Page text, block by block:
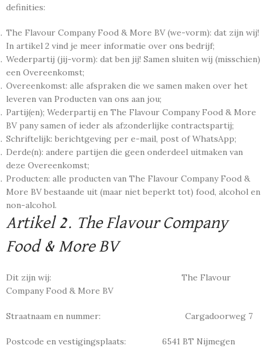
definities:
The Flavour Company Food & More BV (we-vorm): dat zijn wij!
In artikel 2 vind je meer informatie over ons bedrijf;
Wederpartij (jij-vorm): dat ben jij! Samen sluiten wij (misschien)
een Overeenkomst;
Overeenkomst: alle afspraken die we samen maken over het
leveren van Producten van ons aan jou;
Partij(en); Wederpartij en The Flavour Company Food & More
BV pany samen of ieder als afzonderlijke contractspartij;
Schriftelijk: berichtgeving per e-mail, post of WhatsApp;
Derde(n): andere partijen die geen onderdeel uitmaken van
deze Overeenkomst;
Producten: alle producten van The Flavour Company Food &
More BV bestaande uit (maar niet beperkt tot) food, alcohol en
non-alcohol.
Artikel 2. The Flavour Company
Food & More BV
Dit zijn wij: The Flavour
Company Food & More BV
Straatnaam en nummer: Cargadoorweg 7
Postcode en vestigingsplaats: 6541 BT Nijmegen